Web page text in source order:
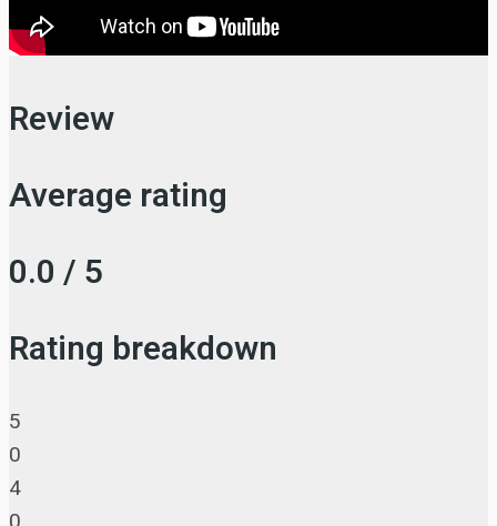
Review
Average rating
0.0 / 5
Rating breakdown
5
0
4